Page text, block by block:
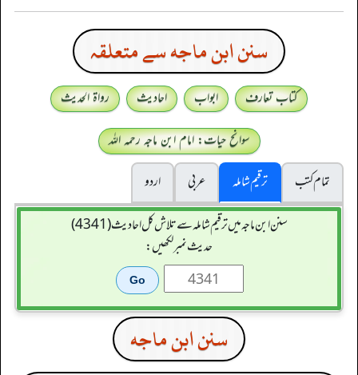
سنن ابن ماجه سے متعلقہ
کتاب تعارف ابواب احادیث
رواۃ الحدیث
سوانح حیات: امام ابن ماجہ رحمہ اللہ
تمام کتب
ترقیم شاملہ عربی
اردو
سنن ابن ماجہ میں ترقیم شاملہ سے تلاش کل احادیث (4341)
حدیث نمبر لکھیں:
سنن ابن ماجه